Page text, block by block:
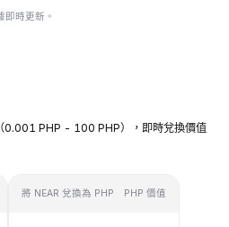
即時更新。
0.001 PHP - 100 PHP），即時兌換價值
將 NEAR 兌換為 PHP PHP 價值